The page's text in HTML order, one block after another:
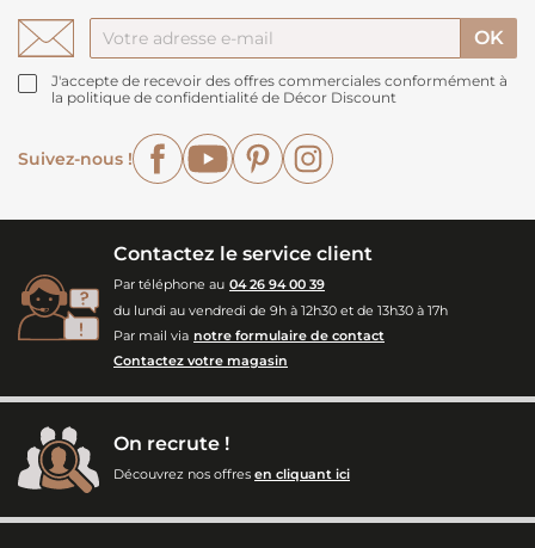
J'accepte de recevoir des offres commerciales conformément à
la politique de confidentialité de Décor Discount
Suivez-nous !
FacebookYouTubePinterest
Contactez le service client
Par téléphone au 04 26 94 00 39
du lundi au vendredi de 9h à 12h30 et de 13h30 à 17h
Par mail via notre formulaire de contact
Contactez votre magasin
On recrute !
Découvrez nos offres en cliquant ici